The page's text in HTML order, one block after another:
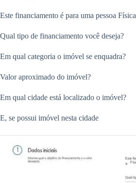
Este financiamento é para uma pessoa
Qual tipo de financiamento você deseja?
Em qual categoria o imóvel se enquadra?
Valor aproximado do imóvel?
Em qual cidade está localizado o imóvel?
E, se possui imóvel nesta cidade